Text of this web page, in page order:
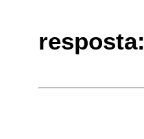
resposta: